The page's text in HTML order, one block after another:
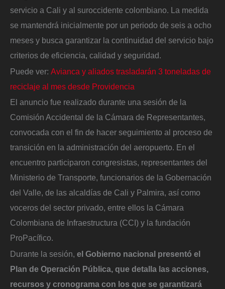
servicio a Cali y al suroccidente colombiano. La medida
se mantendrá inicialmente por un periodo de seis a ocho
meses y busca garantizar la continuidad del servicio bajo
criterios de eficiencia, calidad y seguridad.
Puede ver: Avianca y aliados trasladarán 3 toneladas de
reciclaje al mes desde Providencia
El anuncio fue realizado durante una sesión de la
Comisión Accidental de la Cámara de Representantes,
convocada con el fin de hacer seguimiento al proceso de
transición en la administración del aeropuerto. En el
encuentro participaron congresistas, representantes del
Ministerio de Transporte, funcionarios de la Gobernación
del Valle, de las alcaldías de Cali y Palmira, así como
voceros del sector privado, entre ellos la Cámara
Colombiana de Infraestructura (CCI) y la fundación
ProPacífico.
Durante la sesión, el Gobierno nacional presentó el
Plan de Operación Pública, que detalla las acciones,
recursos y cronograma con los que se garantizará